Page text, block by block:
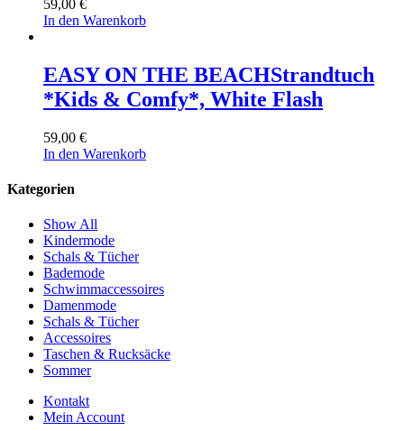
59,00 €
In den Warenkorb
EASY ON THE BEACHStrandtuch
*Kids & Comfy*, White Flash
59,00 €
In den Warenkorb
Kategorien
Show All
Kindermode
Schals & Tücher
Bademode
Schwimmaccessoires
Damenmode
Schals & Tücher
Accessoires
Taschen & Rucksäcke
Sommer
Kontakt
Mein Account